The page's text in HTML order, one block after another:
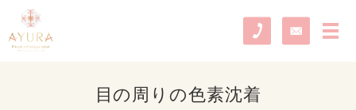
メ
目の周りの色素沈着